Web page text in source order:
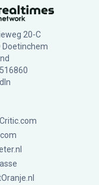
20-C
Doetinchem